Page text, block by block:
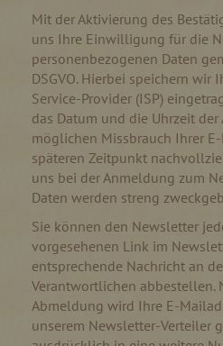
Mit der Aktivierung des
uns Ihre Einwilligung für die
personenbezogenen Daten
DSGVO. Hierbei speichern wir
Service-Provider (ISP)
das Datum und die Uhrzeit
möglichen Missbrauch Ihrer
späteren Zeitpunkt
uns bei der Anmeldung zum
Daten werden streng
Sie können den Newsletter
vorgesehenen Link im
entsprechende Nachricht an
Verantwortlichen abbestellen.
Abmeldung wird Ihre E-
unserem Newsletter-Verteiler